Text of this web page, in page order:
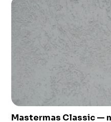
Mastermas Classic —